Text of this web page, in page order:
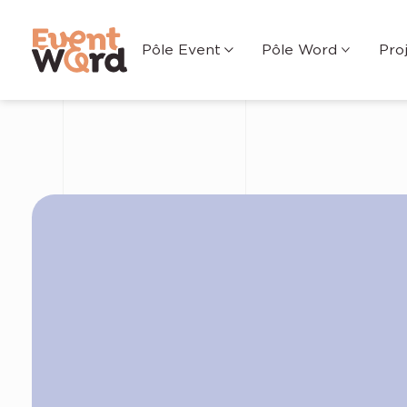
Pôle Event Pôle Word